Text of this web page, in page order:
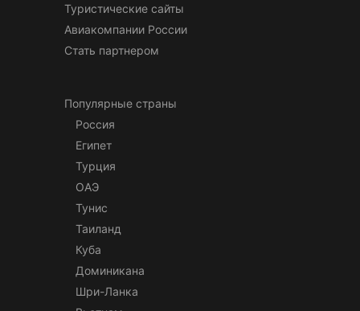
Туристические сайты
Авиакомпании России
Стать партнером
Популярные страны
Россия
Египет
Турция
ОАЭ
Тунис
Таиланд
Куба
Доминикана
Шри-Ланка